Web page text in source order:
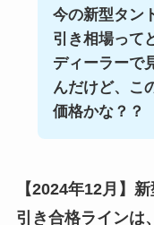
今の新型タン
引き相場って
ディーラーで
んだけど、こ
価格かな？？
【2024年12月】 新
引き合格ラインは、